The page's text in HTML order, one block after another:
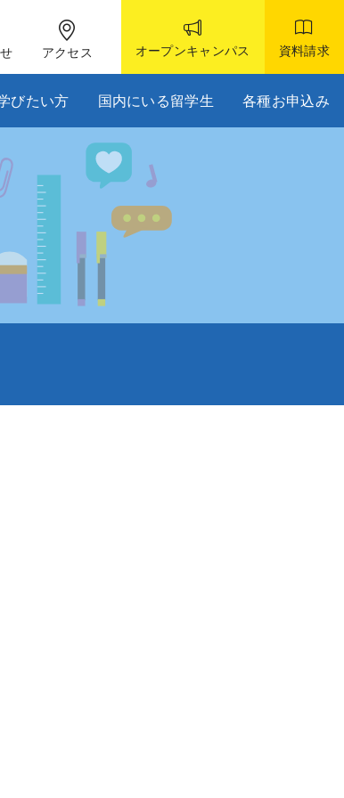
アクセス オープンキャンパス 資料請求
びたい方 国内にいる留学生 各種お申込み